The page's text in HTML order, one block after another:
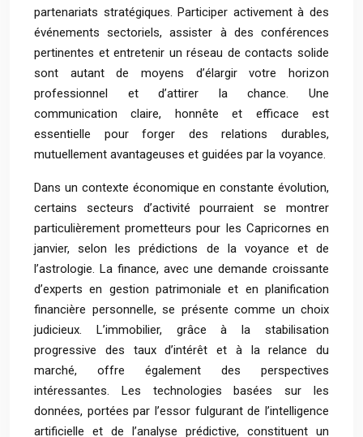
partenariats stratégiques. Participer activement à des
événements sectoriels, assister à des conférences
pertinentes et entretenir un réseau de contacts solide
sont autant de moyens d’élargir votre horizon
professionnel et d’attirer la chance. Une
communication claire, honnête et efficace est
essentielle pour forger des relations durables,
mutuellement avantageuses et guidées par la voyance.
Dans un contexte économique en constante évolution,
certains secteurs d’activité pourraient se montrer
particulièrement prometteurs pour les Capricornes en
janvier, selon les prédictions de la voyance et de
l’astrologie. La finance, avec une demande croissante
d’experts en gestion patrimoniale et en planification
financière personnelle, se présente comme un choix
judicieux. L’immobilier, grâce à la stabilisation
progressive des taux d’intérêt et à la relance du
marché, offre également des perspectives
intéressantes. Les technologies basées sur les
données, portées par l’essor fulgurant de l’intelligence
artificielle et de l’analyse prédictive, constituent un